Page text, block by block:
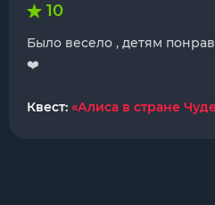
10
Было весело , детям
❤️
Квест: «Алиса в стране